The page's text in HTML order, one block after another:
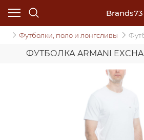
Brands73
Футболки, поло и лонгсливы
ФУТБОЛКА ARMANI